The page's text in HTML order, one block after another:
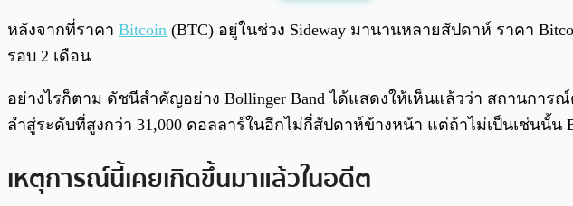
พร้อมเล่น
หลังจากที่ราคา Bitcoin (BTC) อยู่ในช่วง Sideway มานานหลายสัปดาห์ ราคา
รอบ 2 เดือน
อย่างไรก็ตาม ดัชนีสำคัญอย่าง Bollinger Band ได้แสดงให้เห็นแล้วว่า สถานการ
ลำสู่ระดับที่สูงกว่า 31,000 ดอลลาร์ในอีกไม่กี่สัปดาห์ข้างหน้า แต่ถ้าไม่เป็นเช่นนั้น
เหตุการณ์นี้เคยเกิดขึ้นมาแล้วในอดีต